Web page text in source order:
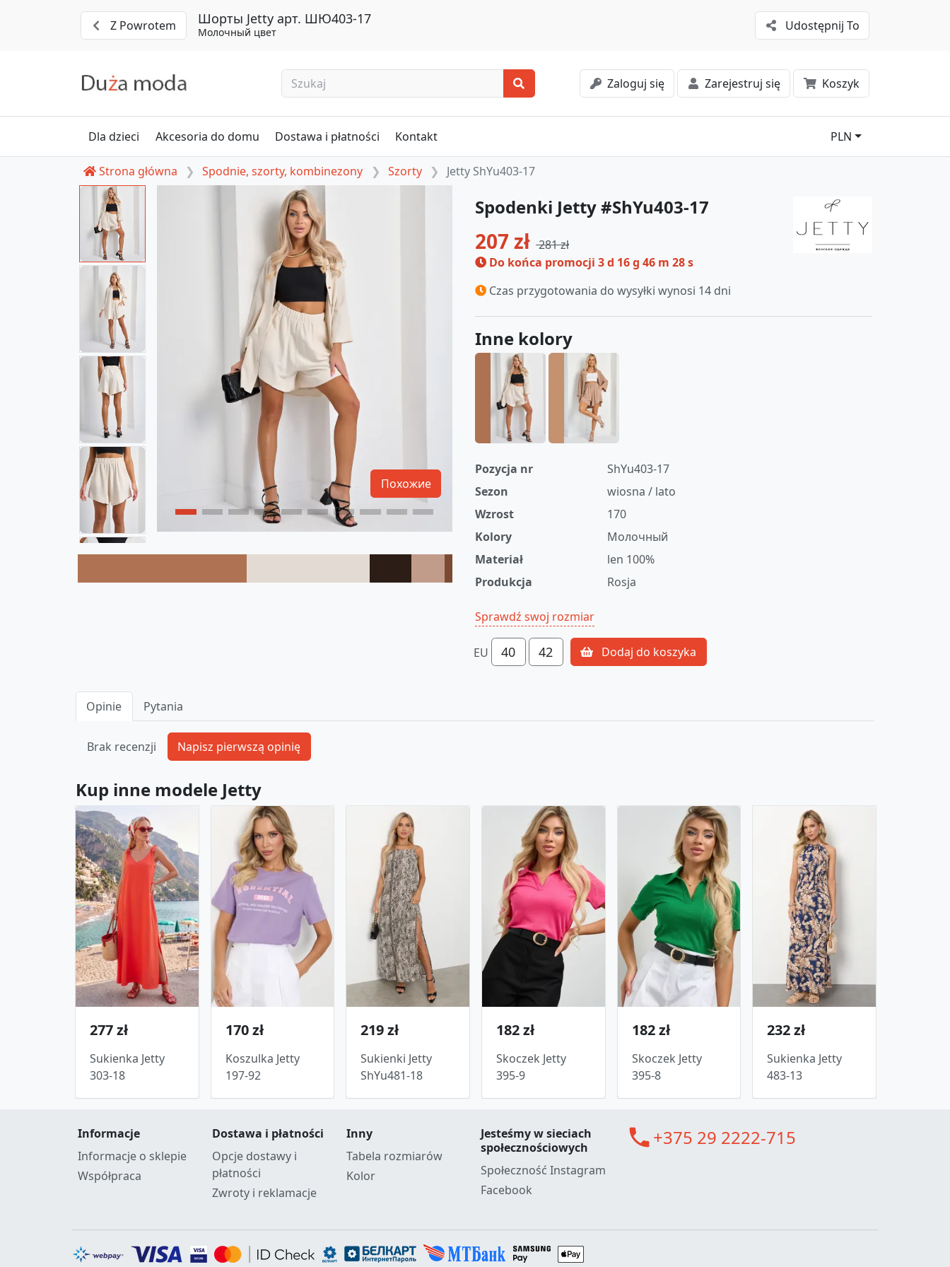
Z Powrotem Шорты Jetty арт. ШЮ403-17
Молочный цвет Udostępnij To
Zaloguj się Zarejestruj się Koszyk
Dla dzieci Akcesoria do domu Dostawa i płatności Kontakt PLN
Strona główna Spodnie, szorty, kombinezony Szorty Jetty ShYu403-17
Похожие
Spodenki Jetty #ShYu403-17
207 zł 281 zł
Do końca promocji 3 d 16 g 46 m 28 s
Czas przygotowania do wysyłki wynosi 14 dni
Inne kolory
Pozycja nr
ShYu403-17
Sezon
wiosna / lato
Wzrost
170
Kolory
Молочный
Materiał
len 100%
Produkcja
Rosja
Sprawdź swoj rozmiar
EU 40 42 Dodaj do koszyka
Opinie Pytania
Brak recenzji
Kup inne modele Jetty
277 zł
Sukienka Jetty
303-18
170 zł
Koszulka Jetty
197-92
219 zł
Sukienki Jetty
ShYu481-18
182 zł
Skoczek Jetty
395-9
182 zł
Skoczek Jetty
395-8
232 zł
Sukienka Jetty
483-13
Informacje
Informacje o sklepie
Współpraca
Dostawa i płatności
Opcje dostawy i
płatności
Zwroty i reklamacje
Inny
Tabela rozmiarów
Kolor
Jesteśmy w sieciach
społecznościowych
Społeczność Instagram
Facebook
call+375 29 2222-715